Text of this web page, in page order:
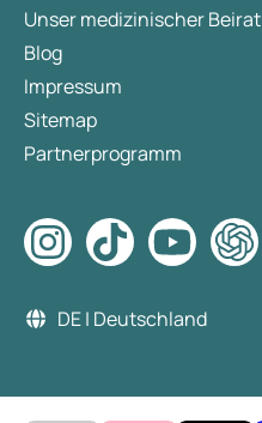
Unser medizinischer Beirat
Blog
Impressum
Sitemap
Partnerprogramm
DE | Deutschland